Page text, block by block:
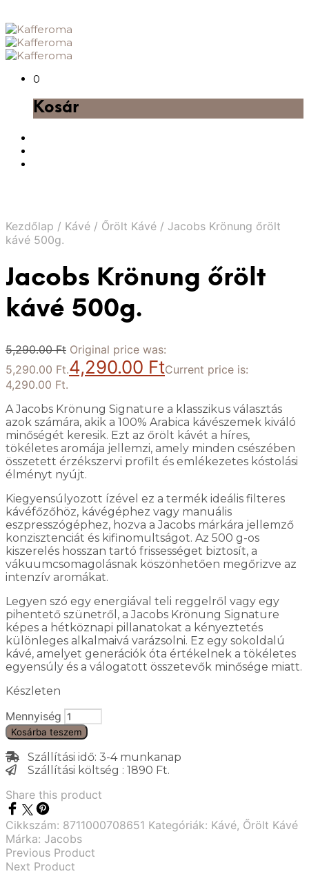
0
Kosár
Kezdőlap / Kávé / Őrölt Kávé / Jacobs Krönung őrölt
kávé 500g.
Jacobs Krönung őrölt
kávé 500g.
5,290.00Ft Original price was:
5,290.00 Ft.4,290.00 FtCurrent price is:
4,290.00 Ft.
A Jacobs Krönung Signature a klasszikus választás
azok számára, akik a 100% Arabica kávészemek kiváló
minőségét keresik. Ezt az őrölt kávét a híres,
tökéletes aromája jellemzi, amely minden csészében
összetett érzékszervi profilt és emlékezetes kóstolási
élményt nyújt.
Kiegyensúlyozott ízével ez a termék ideális filteres
kávéfőzőhöz, kávégéphez vagy manuális
eszpresszógéphez, hozva a Jacobs márkára jellemző
konzisztenciát és kifinomultságot. Az 500 g-os
kiszerelés hosszan tartó frissességet biztosít, a
vákuumcsomagolásnak köszönhetően megőrizve az
intenzív aromákat.
Legyen szó egy energiával teli reggelről vagy egy
pihentető szünetről, a Jacobs Krönung Signature
képes a hétköznapi pillanatokat a kényeztetés
különleges alkalmaivá varázsolni. Ez egy sokoldalú
kávé, amelyet generációk óta értékelnek a tökéletes
egyensúly és a válogatott összetevők minősége miatt.
Készleten
Mennyiség
Kosárba teszem
Szállítási idő: 3-4 munkanap
Szállítási költség : 1890 Ft.
Share this product
Cikkszám: 8711000708651 Kategóriák: Kávé, Őrölt Kávé
Márka: Jacobs
Previous Product
Next Product